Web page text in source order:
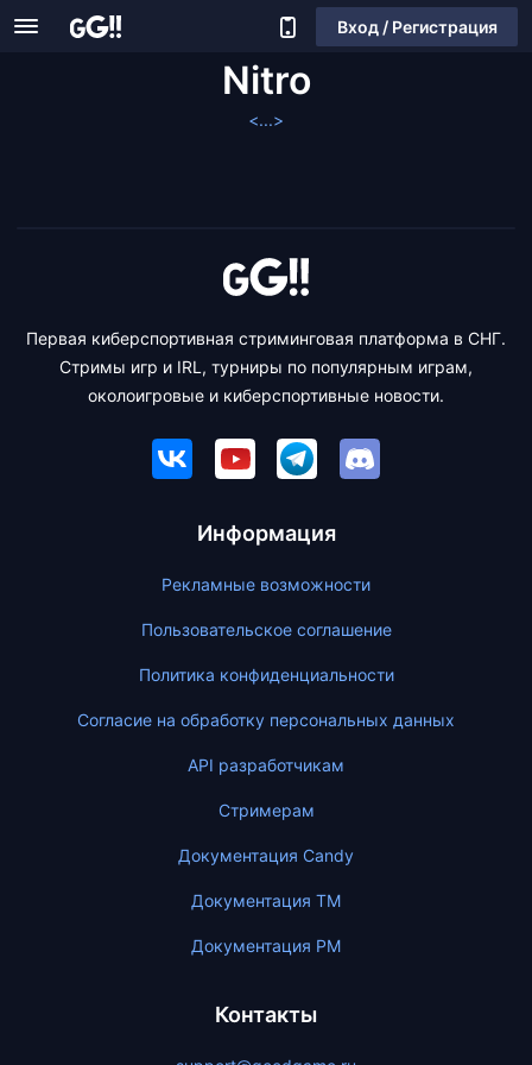
Вход / Регистрация
Nitro
<...>
Первая киберспортивная стриминговая платформа в СНГ.
Стримы игр и IRL, турниры по популярным играм,
околоигровые и киберспортивные новости.
Информация
Рекламные возможности
Пользовательское соглашение
Политика конфиденциальности
Согласие на обработку персональных данных
API разработчикам
Стримерам
Документация Candy
Документация ТМ
Документация PM
Контакты